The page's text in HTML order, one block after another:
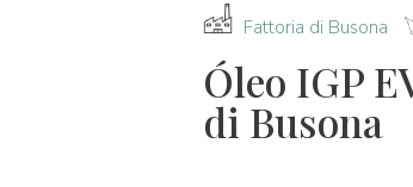
Fattoria di Busona
Óleo IGP
di Busona